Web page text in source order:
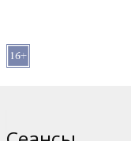
Directed by David Fincher
Дистрибьютор: